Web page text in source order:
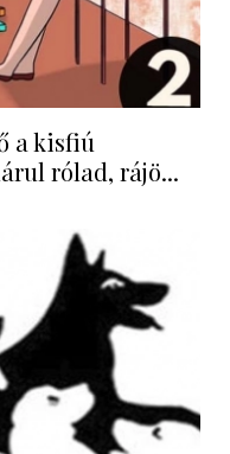
a kisfiú
rólad, rájö...